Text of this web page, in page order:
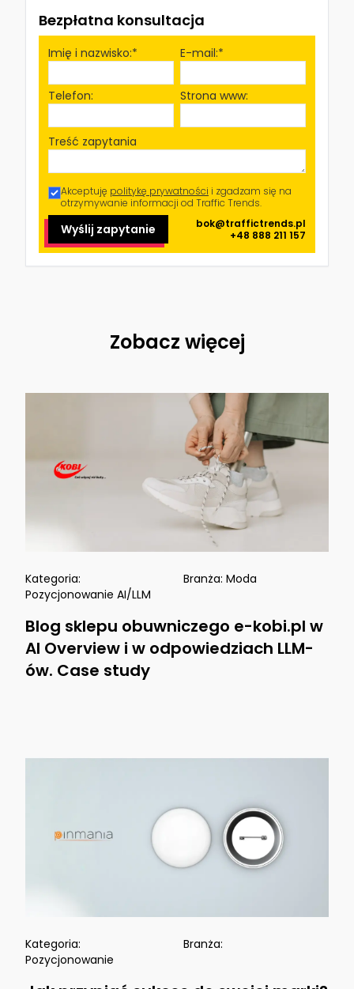
Bezpłatna konsultacja
Imię i nazwisko:* E-mail:*
Telefon: Strona www:
Treść zapytania
Akceptuję politykę prywatności i zgadzam się na
otrzymywanie informacji od Traffic Trends.
Wyślij zapytanie
bok@traffictrends.pl
+48 888 211 157
Zobacz więcej
Kategoria:
Pozycjonowanie AI/LLM
Branża: Moda
Blog sklepu obuwniczego e-kobi.pl w
AI Overview i w odpowiedziach LLM-
ów. Case study
Kategoria:
Pozycjonowanie
Branża: